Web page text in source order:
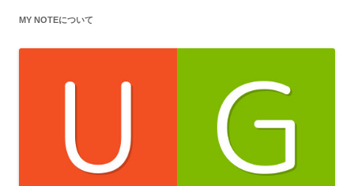
MY NOTEについて